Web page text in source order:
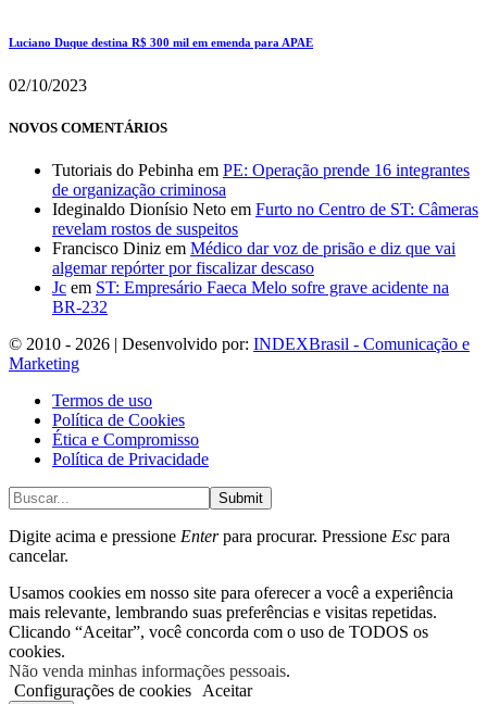
Luciano Duque destina R$ 300 mil em emenda para APAE
02/10/2023
NOVOS COMENTÁRIOS
Tutoriais do Pebinha em PE: Operação prende 16 integrantes
de organização criminosa
Ideginaldo Dionísio Neto em Furto no Centro de ST: Câmeras
revelam rostos de suspeitos
Francisco Diniz em Médico dar voz de prisão e diz que vai
algemar repórter por fiscalizar descaso
Jc em ST: Empresário Faeca Melo sofre grave acidente na
BR-232
© 2010 - 2026 | Desenvolvido por: INDEXBrasil - Comunicação e
Marketing
Termos de uso
Política de Cookies
Ética e Compromisso
Política de Privacidade
Submit
Digite acima e pressione Enterpara procurar. Pressione Esc para
cancelar.
Usamos cookies em nosso site para oferecer a você a experiência
mais relevante, lembrando suas preferências e visitas repetidas.
Clicando “Aceitar”, você concorda com o uso de TODOS os
cookies.
Não venda minhas informações pessoais.
Configurações de cookies
Aceitar